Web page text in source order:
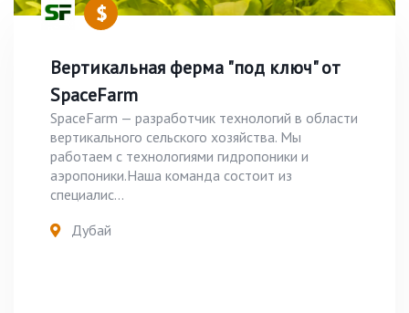
Вертикальная ферма "под ключ" от
SpaceFarm
SpaceFarm — разработчик технологий в области
вертикального сельского хозяйства. Мы
работаем с технологиями гидропоники и
аэропоники.Наша команда состоит из
специалис...
Дубай